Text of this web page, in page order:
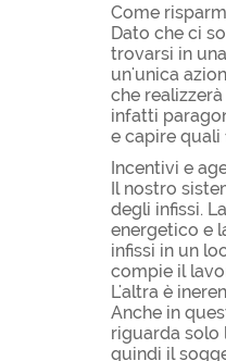
Come
Dato che ci
trovarsi in
un'unica
che
infatti
e capire quali
Incentivi e
Il nostro
degli infissi.
energetico e
infissi in un
compie il
L'altra è
Anche in
riguarda solo
quindi il